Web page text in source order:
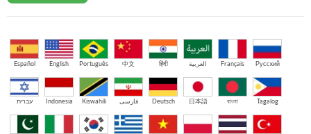
Español English Português 中文 हिंदी العربية Français Русский
עברית Indonesia Kiswahili فارسی Deutsch 日本語 বাংলা Tagalog